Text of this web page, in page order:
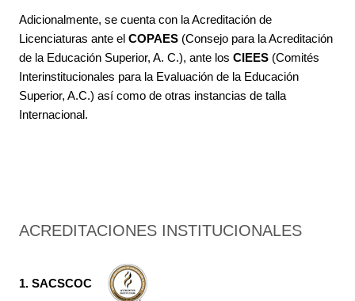
Adicionalmente, se cuenta con la Acreditación de
Licenciaturas ante el COPAES (Consejo para la Acreditación
de la Educación Superior, A. C.), ante los CIEES (Comités
Interinstitucionales para la Evaluación de la Educación
Superior, A.C.) así como de otras instancias de talla
Internacional.
ACREDITACIONES INSTITUCIONALES
1. SACSCOC